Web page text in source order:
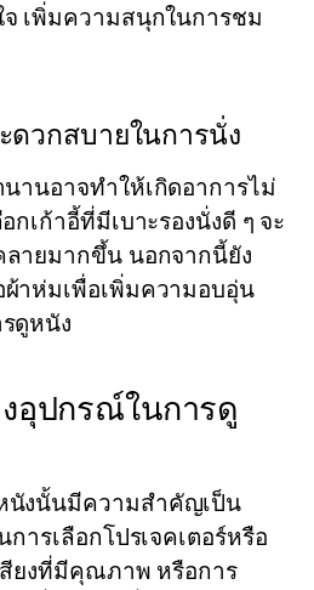
เพิ่มความสนุกในการชม
ดวกสบายในการนั่ง
านอาจทำให้เกิดอาการไม่
กเก้าอี้ที่มีเบาะรองนั่งดี ๆ จะ
ายมากขึ้น นอกจากนี้ยัง
าห่มเพื่อเพิ่มความอบอุ่น
ดูหนัง
อุปกรณ์ในการดู
นังนั้นมีความสำคัญเป็น
ารเลือกโปรเจคเตอร์หรือ
สียงที่มีคุณภาพ หรือการ